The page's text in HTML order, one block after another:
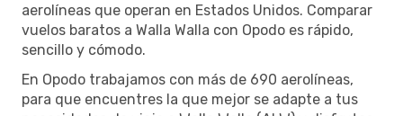
aerolíneas que operan en Estados Unidos. Comparar
vuelos baratos a Walla Walla con Opodo es rápido,
sencillo y cómodo.
En Opodo trabajamos con más de 690 aerolíneas,
para que encuentres la que mejor se adapte a tus